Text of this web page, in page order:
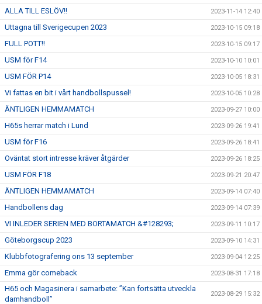
ALLA TILL ESLÖV!! 2023-11-14 12:40
Uttagna till Sverigecupen 2023 2023-10-15 09:18
FULL POTT!! 2023-10-15 09:17
USM för F14 2023-10-10 10:01
USM FÖR P14 2023-10-05 18:31
Vi fattas en bit i vårt handbollspussel! 2023-10-05 10:28
ÄNTLIGEN HEMMAMATCH 2023-09-27 10:00
H65s herrar match i Lund 2023-09-26 19:41
USM för F16 2023-09-26 18:41
Oväntat stort intresse kräver åtgärder 2023-09-26 18:25
USM FÖR F18 2023-09-21 20:47
ÄNTLIGEN HEMMAMATCH 2023-09-14 07:40
Handbollens dag 2023-09-14 07:39
VI INLEDER SERIEN MED BORTAMATCH &#128293; 2023-09-11 10:17
Göteborgscup 2023 2023-09-10 14:31
Klubbfotografering ons 13 september 2023-09-04 12:25
Emma gör comeback 2023-08-31 17:18
H65 och Magasinera i samarbete: ”Kan fortsätta utveckla
damhandboll”
2023-08-29 15:32